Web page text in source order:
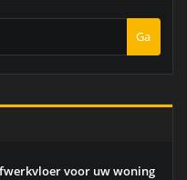
Ga
voor uw woning